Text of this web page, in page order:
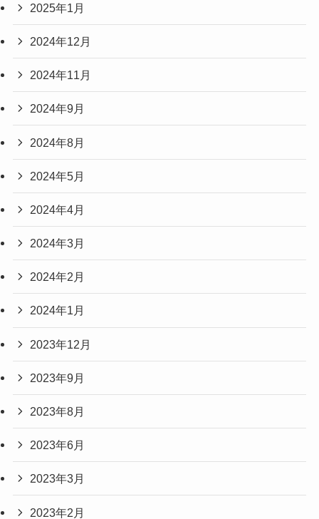
2025年1月
2024年12月
2024年11月
2024年9月
2024年8月
2024年5月
2024年4月
2024年3月
2024年2月
2024年1月
2023年12月
2023年9月
2023年8月
2023年6月
2023年3月
2023年2月